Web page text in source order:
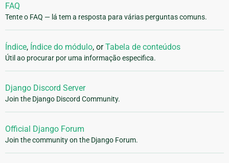
FAQ
Tente o FAQ — lá tem a resposta para várias perguntas comuns.
Índice, Índice do módulo, orTabela de conteúdos
Útil ao procurar por uma informação especifica.
Django Discord Server
Join the Django Discord Community.
Official Django Forum
Join the community on the Django Forum.